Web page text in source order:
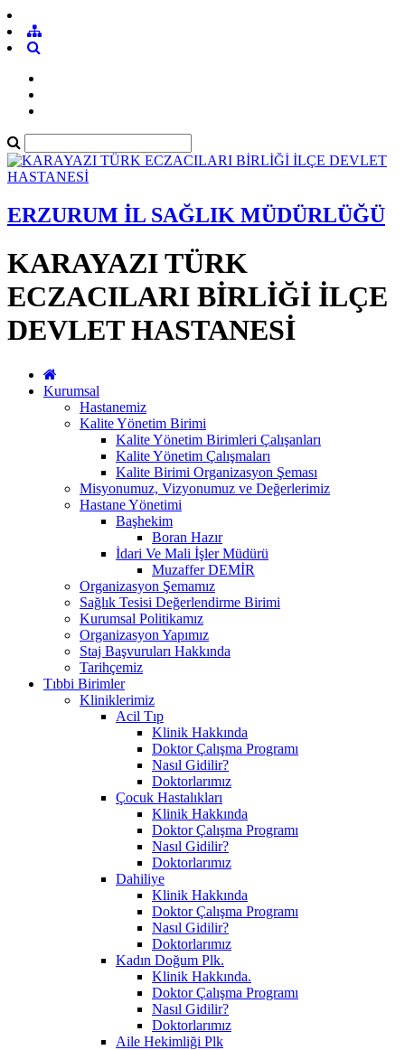
ERZURUM İL SAĞLIK MÜDÜRLÜĞÜ
KARAYAZI TÜRK
ECZACILARI BİRLİĞİ İLÇE
DEVLET HASTANESİ
Kurumsal
Hastanemiz
Kalite Yönetim Birimi
Kalite Yönetim Birimleri Çalışanları
Kalite Yönetim Çalışmaları
Kalite Birimi Organizasyon Şeması
Misyonumuz, Vizyonumuz ve Değerlerimiz
Hastane Yönetimi
Başhekim
Boran Hazır
İdari Ve Mali İşler Müdürü
Muzaffer DEMİR
Organizasyon Şemamız
Sağlık Tesisi Değerlendirme Birimi
Kurumsal Politikamız
Organizasyon Yapımız
Staj Başvuruları Hakkında
Tarihçemiz
Tıbbi Birimler
Kliniklerimiz
Acil Tıp
Klinik Hakkında
Doktor Çalışma Programı
Nasıl Gidilir?
Doktorlarımız
Çocuk Hastalıkları
Klinik Hakkında
Doktor Çalışma Programı
Nasıl Gidilir?
Doktorlarımız
Dahiliye
Klinik Hakkında
Doktor Çalışma Programı
Nasıl Gidilir?
Doktorlarımız
Kadın Doğum Plk.
Klinik Hakkında.
Doktor Çalışma Programı
Nasıl Gidilir?
Doktorlarımız
Aile Hekimliği Plk